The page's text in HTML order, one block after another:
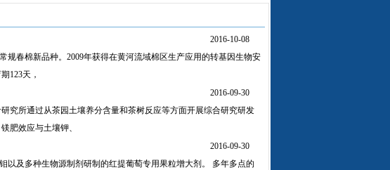
2016-10-08
春棉新品种。2009年获得在黄河流域棉区生产应用的转基因生物安
123天，
2016-09-30
究所通过从茶园土壤养分含量和茶树反应等方面开展综合研究研发
肥效应与土壤钾、
2016-09-30
及多种生物源制剂研制的红提葡萄专用果粒增大剂。 多年多点的